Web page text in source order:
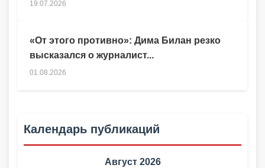
«От этого противно»: Дима Билан резко
высказался о журналист...
01.08.2026
19.07.2026
Календарь публикаций
Август 2026